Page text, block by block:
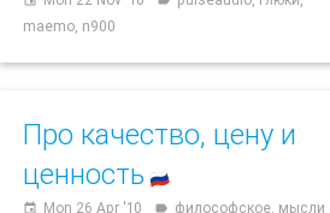
maemo, n900
Про качество, цену и
ценность 🇷🇺
event Mon 26 Apr '10 label философское, мысли